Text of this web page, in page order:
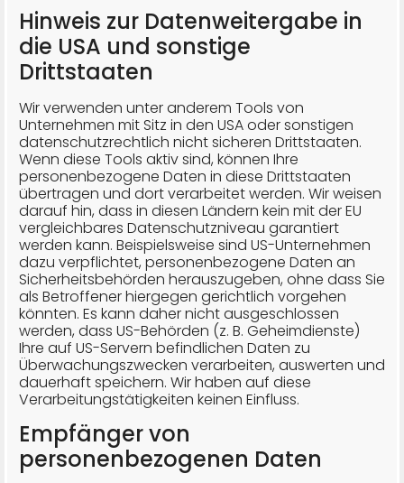
Hinweis zur Datenweitergabe in
die USA und sonstige
Drittstaaten
Wir verwenden unter anderem Tools von
Unternehmen mit Sitz in den USA oder sonstigen
datenschutzrechtlich nicht sicheren Drittstaaten.
Wenn diese Tools aktiv sind, können Ihre
personenbezogene Daten in diese Drittstaaten
übertragen und dort verarbeitet werden. Wir weisen
darauf hin, dass in diesen Ländern kein mit der EU
vergleichbares Datenschutzniveau garantiert
werden kann. Beispielsweise sind US-Unternehmen
dazu verpflichtet, personenbezogene Daten an
Sicherheitsbehörden herauszugeben, ohne dass Sie
als Betroffener hiergegen gerichtlich vorgehen
könnten. Es kann daher nicht ausgeschlossen
werden, dass US-Behörden (z. B. Geheimdienste)
Ihre auf US-Servern befindlichen Daten zu
Überwachungszwecken verarbeiten, auswerten und
dauerhaft speichern. Wir haben auf diese
Verarbeitungstätigkeiten keinen Einfluss.
Empfänger von
personenbezogenen Daten